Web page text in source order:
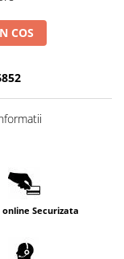
COS
online Securizata